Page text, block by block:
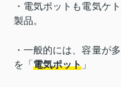
・電気ポットも電気ケ
製品。
・一般的には、容量が
を「電気ポット 」